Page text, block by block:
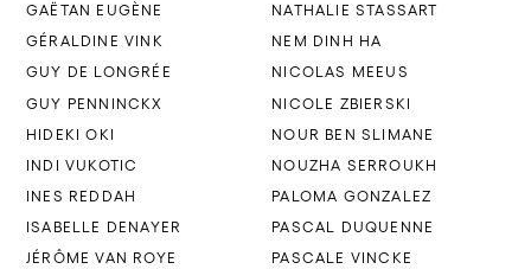
GAËTAN EUGÈNE
GÉRALDINE VINK
GUY DE LONGRÉE
GUY PENNINCKX
HIDEKI OKI
INDI VUKOTIC
INES REDDAH
ISABELLE DENAYER
JÉRÔME VAN ROYE
NATHALIE STASSART
NEM DINH HA
NICOLAS MEEUS
NICOLE ZBIERSKI
NOUR BEN SLIMANE
NOUZHA SERROUKH
PALOMA GONZALEZ
PASCAL DUQUENNE
PASCALE VINCKE